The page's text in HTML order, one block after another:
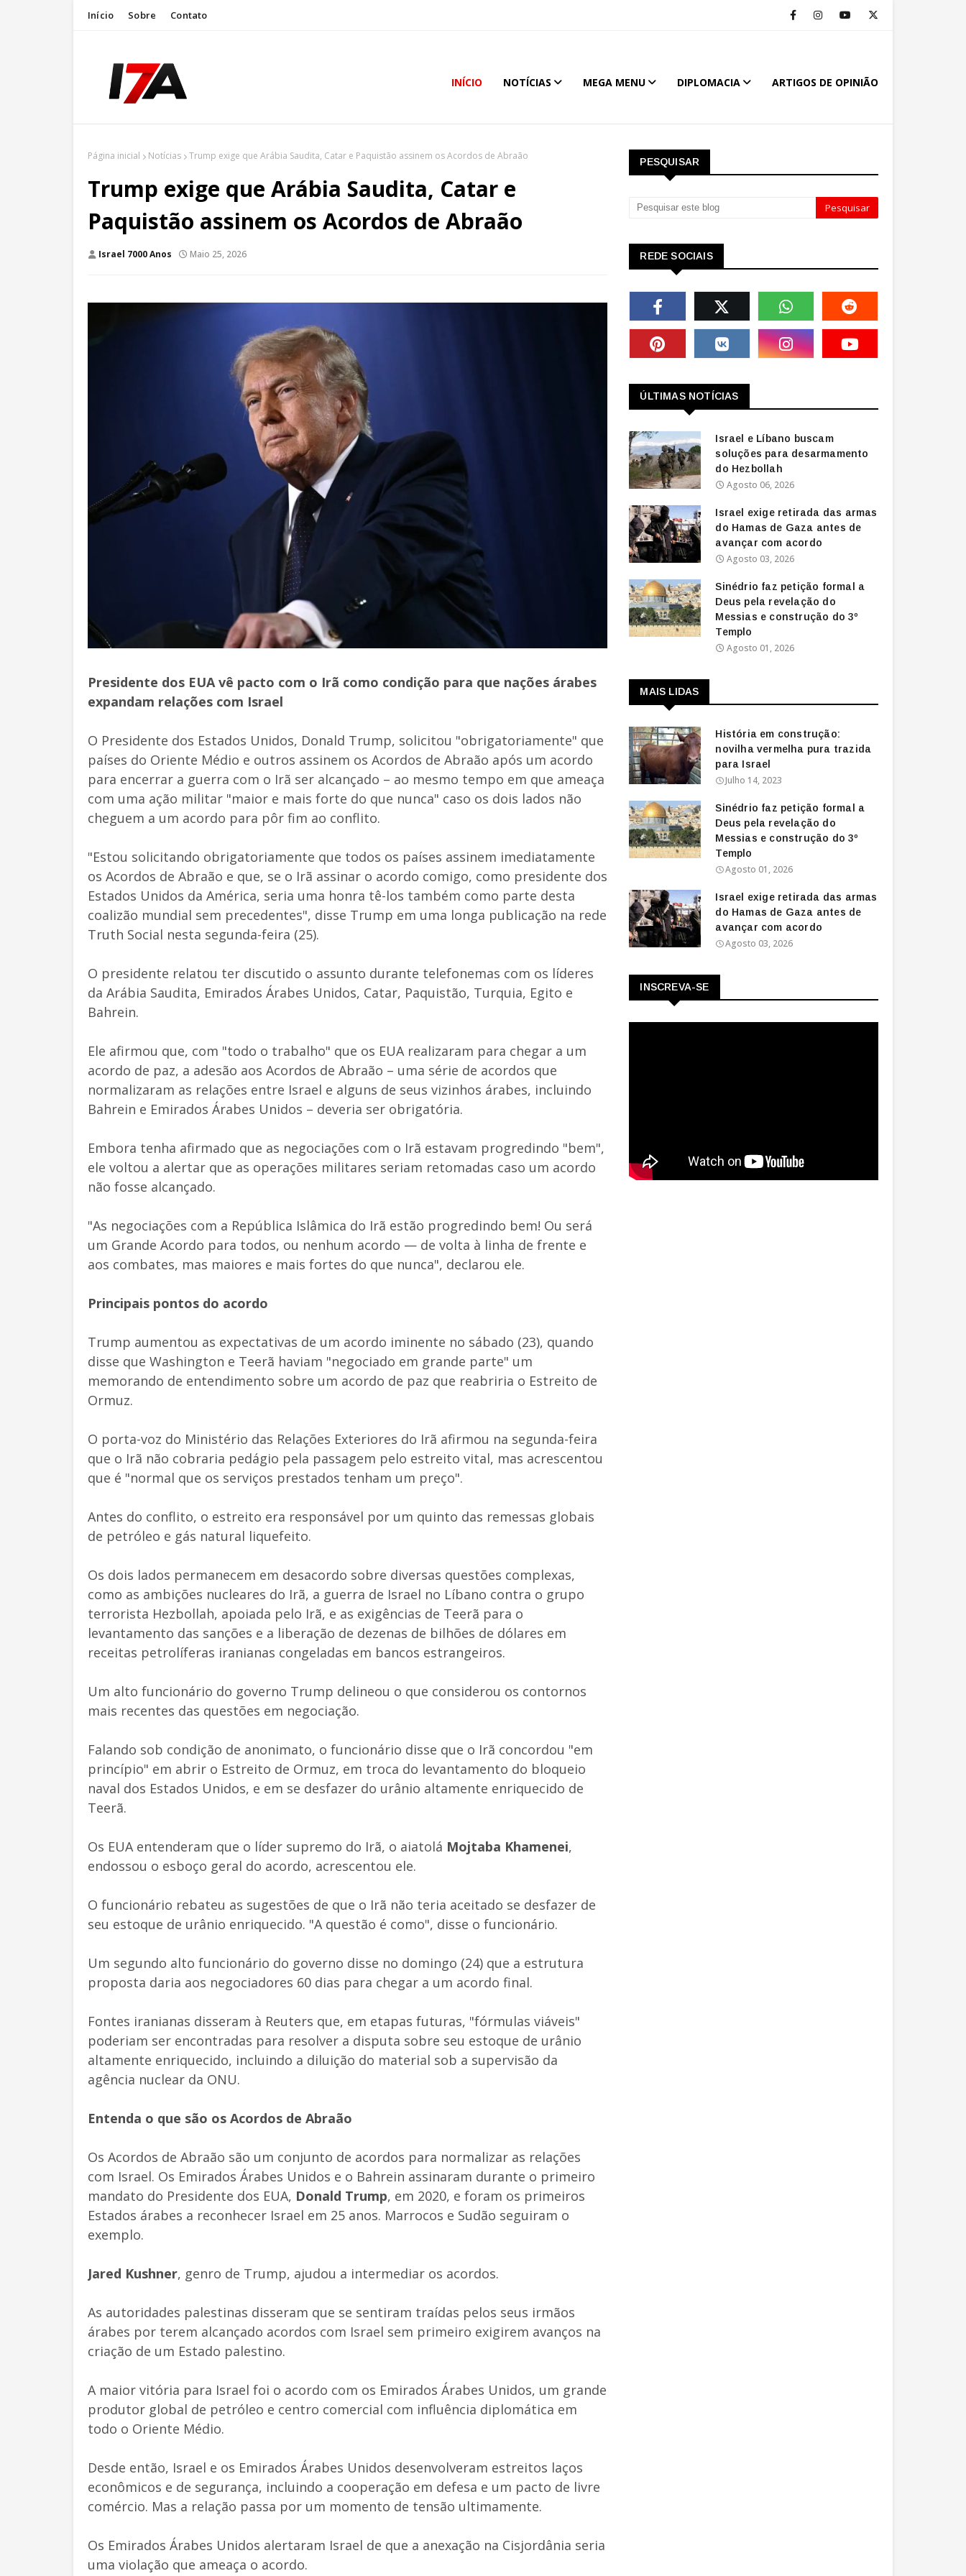
Início Sobre Contato
INÍCIO NOTÍCIAS MEGA MENU DIPLOMACIA ARTIGOS DE OPINIÃO
Página inicial Notícias Trump exige que Arábia Saudita, Catar e Paquistão assinem os Acordos de Abraão
Trump exige que Arábia Saudita, Catar e
Paquistão assinem os Acordos de Abraão
Israel 7000 Anos Maio 25, 2026
Presidente dos EUA vê pacto com o Irã como condição para que nações árabes
expandam relações com Israel
O Presidente dos Estados Unidos, Donald Trump, solicitou "obrigatoriamente" que
países do Oriente Médio e outros assinem os Acordos de Abraão após um acordo
para encerrar a guerra com o Irã ser alcançado – ao mesmo tempo em que ameaça
com uma ação militar "maior e mais forte do que nunca" caso os dois lados não
cheguem a um acordo para pôr fim ao conflito.
"Estou solicitando obrigatoriamente que todos os países assinem imediatamente
os Acordos de Abraão e que, se o Irã assinar o acordo comigo, como presidente dos
Estados Unidos da América, seria uma honra tê-los também como parte desta
coalizão mundial sem precedentes", disse Trump em uma longa publicação na rede
Truth Social nesta segunda-feira (25).
O presidente relatou ter discutido o assunto durante telefonemas com os líderes
da Arábia Saudita, Emirados Árabes Unidos, Catar, Paquistão, Turquia, Egito e
Bahrein.
Ele afirmou que, com "todo o trabalho" que os EUA realizaram para chegar a um
acordo de paz, a adesão aos Acordos de Abraão – uma série de acordos que
normalizaram as relações entre Israel e alguns de seus vizinhos árabes, incluindo
Bahrein e Emirados Árabes Unidos – deveria ser obrigatória.
Embora tenha afirmado que as negociações com o Irã estavam progredindo "bem",
ele voltou a alertar que as operações militares seriam retomadas caso um acordo
não fosse alcançado.
"As negociações com a República Islâmica do Irã estão progredindo bem! Ou será
um Grande Acordo para todos, ou nenhum acordo — de volta à linha de frente e
aos combates, mas maiores e mais fortes do que nunca", declarou ele.
Principais pontos do acordo
Trump aumentou as expectativas de um acordo iminente no sábado (23), quando
disse que Washington e Teerã haviam "negociado em grande parte" um
memorando de entendimento sobre um acordo de paz que reabriria o Estreito de
Ormuz.
O porta-voz do Ministério das Relações Exteriores do Irã afirmou na segunda-feira
que o Irã não cobraria pedágio pela passagem pelo estreito vital, mas acrescentou
que é "normal que os serviços prestados tenham um preço".
Antes do conflito, o estreito era responsável por um quinto das remessas globais
de petróleo e gás natural liquefeito.
Os dois lados permanecem em desacordo sobre diversas questões complexas,
como as ambições nucleares do Irã, a guerra de Israel no Líbano contra o grupo
terrorista Hezbollah, apoiada pelo Irã, e as exigências de Teerã para o
levantamento das sanções e a liberação de dezenas de bilhões de dólares em
receitas petrolíferas iranianas congeladas em bancos estrangeiros.
Um alto funcionário do governo Trump delineou o que considerou os contornos
mais recentes das questões em negociação.
Falando sob condição de anonimato, o funcionário disse que o Irã concordou "em
princípio" em abrir o Estreito de Ormuz, em troca do levantamento do bloqueio
naval dos Estados Unidos, e em se desfazer do urânio altamente enriquecido de
Teerã.
Os EUA entenderam que o líder supremo do Irã, o aiatolá Mojtaba Khamenei,
endossou o esboço geral do acordo, acrescentou ele.
O funcionário rebateu as sugestões de que o Irã não teria aceitado se desfazer de
seu estoque de urânio enriquecido. "A questão é como", disse o funcionário.
Um segundo alto funcionário do governo disse no domingo (24) que a estrutura
proposta daria aos negociadores 60 dias para chegar a um acordo final.
Fontes iranianas disseram à Reuters que, em etapas futuras, "fórmulas viáveis"
poderiam ser encontradas para resolver a disputa sobre seu estoque de urânio
altamente enriquecido, incluindo a diluição do material sob a supervisão da
agência nuclear da ONU.
Entenda o que são os Acordos de Abraão
Os Acordos de Abraão são um conjunto de acordos para normalizar as relações
com Israel. Os Emirados Árabes Unidos e o Bahrein assinaram durante o primeiro
mandato do Presidente dos EUA, Donald Trump, em 2020, e foram os primeiros
Estados árabes a reconhecer Israel em 25 anos. Marrocos e Sudão seguiram o
exemplo.
Jared Kushner, genro de Trump, ajudou a intermediar os acordos.
As autoridades palestinas disseram que se sentiram traídas pelos seus irmãos
árabes por terem alcançado acordos com Israel sem primeiro exigirem avanços na
criação de um Estado palestino.
A maior vitória para Israel foi o acordo com os Emirados Árabes Unidos, um grande
produtor global de petróleo e centro comercial com influência diplomática em
todo o Oriente Médio.
Desde então, Israel e os Emirados Árabes Unidos desenvolveram estreitos laços
econômicos e de segurança, incluindo a cooperação em defesa e um pacto de livre
comércio. Mas a relação passa por um momento de tensão ultimamente.
Os Emirados Árabes Unidos alertaram Israel de que a anexação na Cisjordânia seria
uma violação que ameaça o acordo.
PESQUISAR
REDE SOCIAIS
ÚLTIMAS NOTÍCIAS
Israel e Líbano buscam
soluções para desarmamento
do Hezbollah
Agosto 06, 2026
Israel exige retirada das armas
do Hamas de Gaza antes de
avançar com acordo
Agosto 03, 2026
Sinédrio faz petição formal a
Deus pela revelação do
Messias e construção do 3º
Templo
Agosto 01, 2026
MAIS LIDAS
História em construção:
novilha vermelha pura trazida
para Israel
Julho 14, 2023
Sinédrio faz petição formal a
Deus pela revelação do
Messias e construção do 3º
Templo
Agosto 01, 2026
Israel exige retirada das armas
do Hamas de Gaza antes de
avançar com acordo
Agosto 03, 2026
INSCREVA-SE